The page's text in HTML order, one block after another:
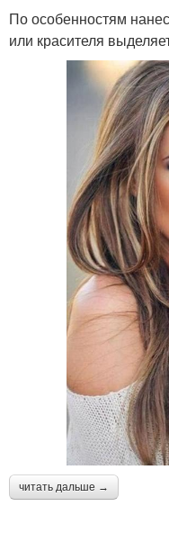
По особенностям
или красителя
читать дальше →